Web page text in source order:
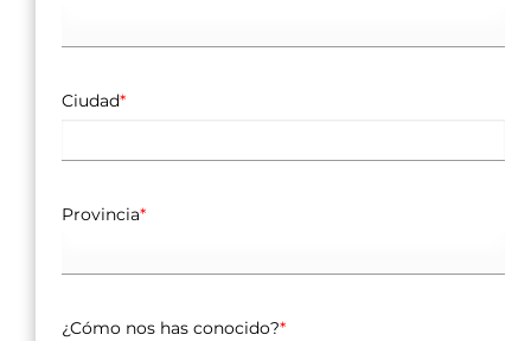
Ciudad*
Provincia*
¿Cómo nos has conocido?*